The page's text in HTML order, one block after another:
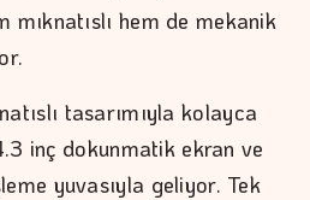
mıknatıslı hem de mekanik
tasarımıyla kolayca
inç dokunmatik ekran ve
yuvasıyla geliyor. Tek